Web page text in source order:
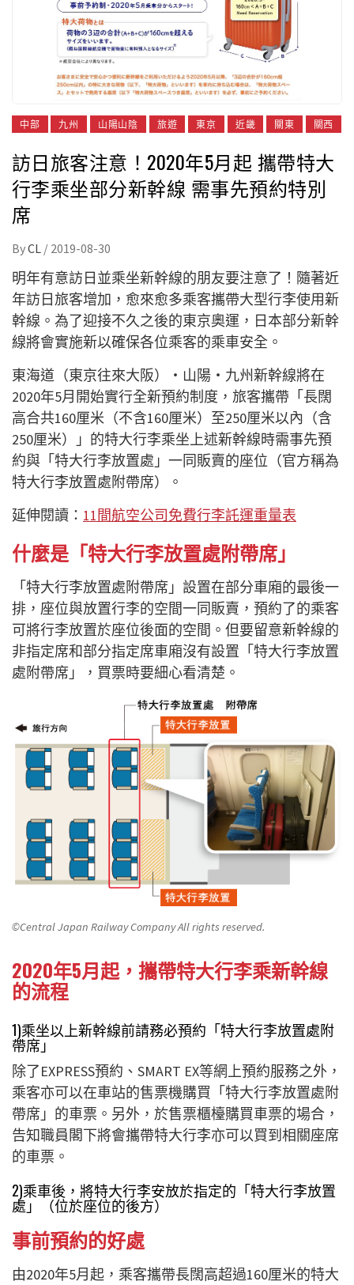
中部 九州 山陽山陰 旅遊 東京 近畿 關東 關西
訪日旅客注意！2020年5月起 攜帶特大
行李乘坐部分新幹線 需事先預約特別
席
ByCL / 2019-08-30
明年有意訪日並乘坐新幹線的朋友要注意了！隨著近
年訪日旅客增加，愈來愈多乘客攜帶大型行李使用新
幹線。為了迎接不久之後的東京奧運，日本部分新幹
線將會實施新以確保各位乘客的乘車安全。
東海道（東京往來大阪）・山陽・九州新幹線將在
2020年5月開始實行全新預約制度，旅客攜帶「長闊
高合共160厘米（不含160厘米）至250厘米以內（含
250厘米）」的特大行李乘坐上述新幹線時需事先預
約與「特大行李放置處」一同販賣的座位（官方稱為
特大行李放置處附帶席）。
延伸閱讀： 11間航空公司免費行李託運重量表
什麼是「特大行李放置處附帶席」
「特大行李放置處附帶席」設置在部分車廂的最後一
排，座位與放置行李的空間一同販賣，預約了的乘客
可將行李放置於座位後面的空間。但要留意新幹線的
非指定席和部分指定席車廂沒有設置「特大行李放置
處附帶席」，買票時要細心看清楚。
©Central Japan Railway Company All rights reserved.
2020年5月起，攜帶特大行李乘新幹線
的流程
1)乘坐以上新幹線前請務必預約「特大行李放置處附
帶席」
除了EXPRESS預約、SMART EX等網上預約服務之外，
乘客亦可以在車站的售票機購買「特大行李放置處附
帶席」的車票。另外，於售票櫃檯購買車票的場合，
告知職員閣下將會攜帶特大行李亦可以買到相關座席
的車票。
2)乘車後，將特大行李安放於指定的「特大行李放置
處」（位於座位的後方）
事前預約的好處
由2020年5月起，乘客攜帶長闊高超過160厘米的特大